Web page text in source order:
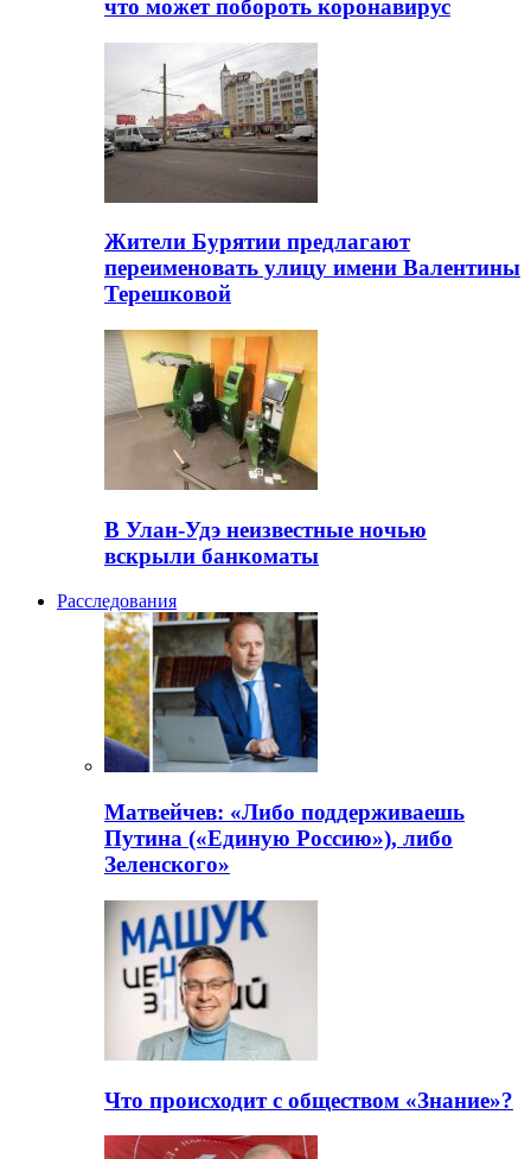
что может побороть коронавирус
Жители Бурятии предлагают
переименовать улицу имени Валентины
Терешковой
В Улан-Удэ неизвестные ночью
вскрыли банкоматы
Расследования
Матвейчев: «Либо поддерживаешь
Путина («Единую Россию»), либо
Зеленского»
Что происходит с обществом «Знание»?